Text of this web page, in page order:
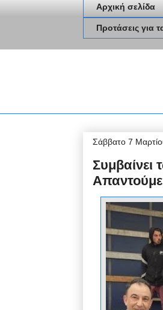
Αρχική σελίδα
Προτάσεις για
Σάββατο 7